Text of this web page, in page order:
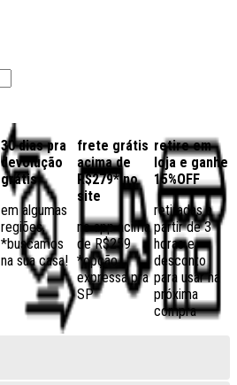
30 dias pra
devolução
grátis
em algumas
regiões,
*buscamos
na sua casa!
frete grátis
acima de
R$279* no
site
no app acima
de R$259
*opção
expressa pra
SP
retire em
loja e ganhe
15%OFF
retiradas a
partir de 3
horas e
desconto
para usar na
próxima
compra